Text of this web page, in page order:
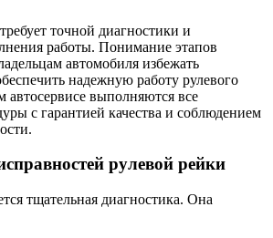
точной диагностики и
работы. Понимание этапов
автомобиля избежать
надежную работу рулевого
выполняются все
с гарантией качества и соблюдением
рулевой рейки
тщательная диагностика. Она